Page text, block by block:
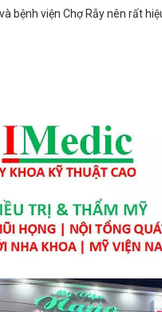
bệnh viện Chợ Rẫy nên rất